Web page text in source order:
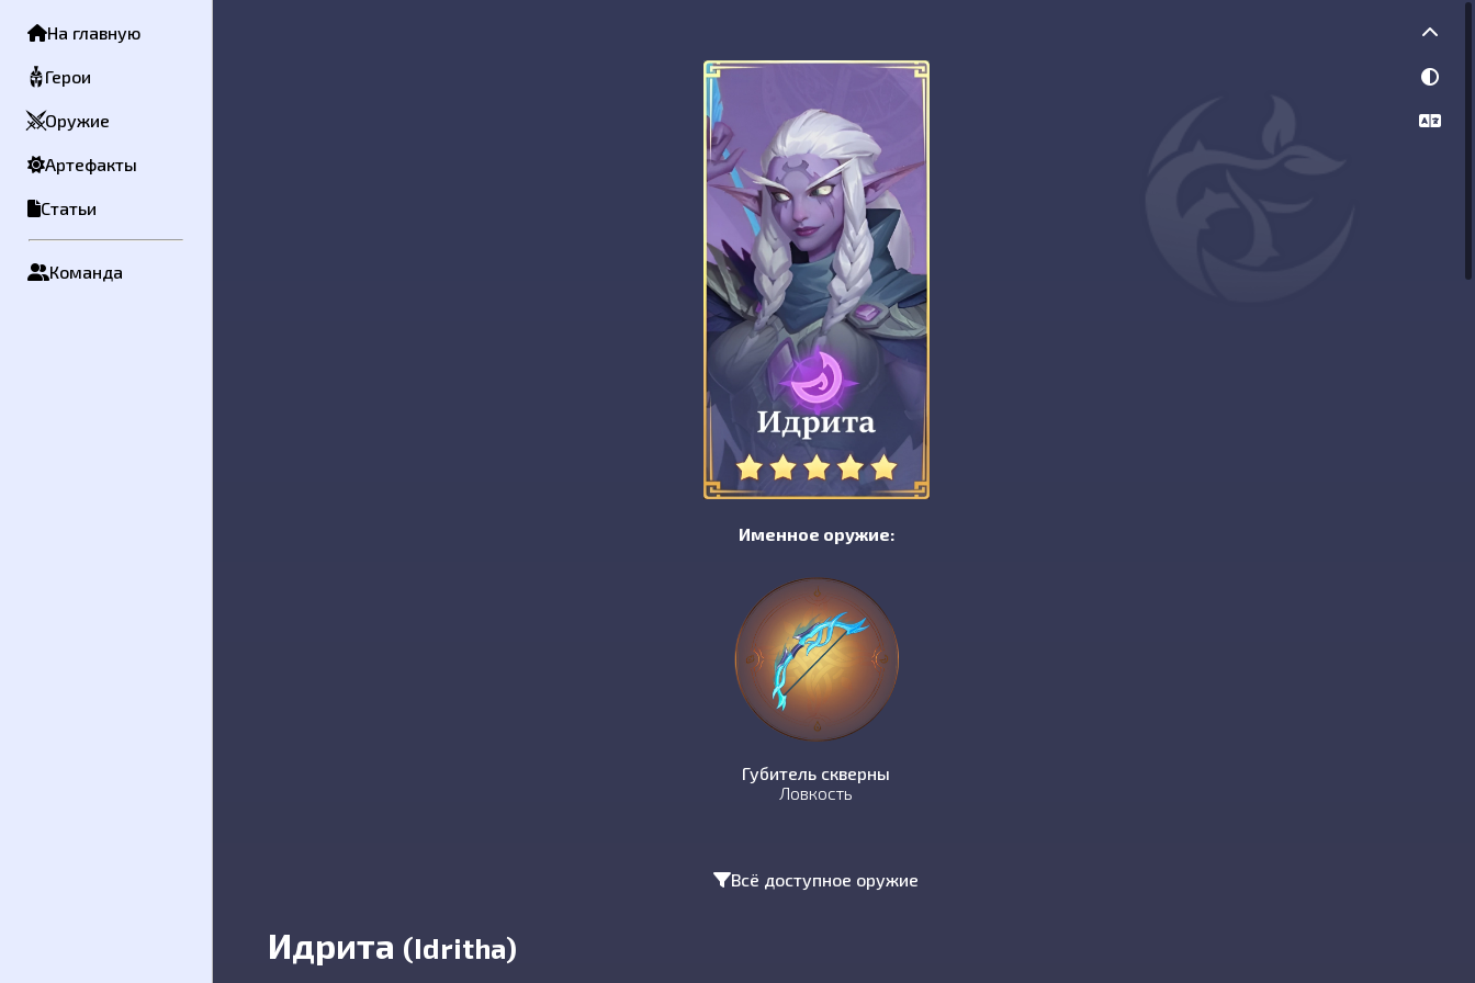
На главную
Герои
Оружие
Артефакты
Статьи
Команда
Контактная информация
Сообщение
Именное оружие:
Губитель скверны
Ловкость
Всё доступное оружие
Идрита (Idritha)